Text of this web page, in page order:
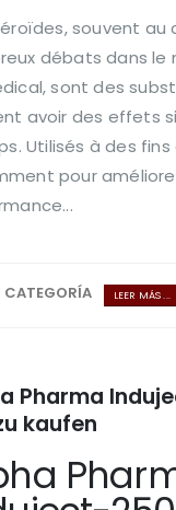
souvent
débats dans le
sont des
avoir des effets
Utilisés à des fins
pour
CATEGORÍA LEER MÁS ...
Pharma
kaufen